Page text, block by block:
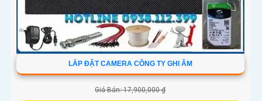
LẮP ĐẶT CAMERA CÔNG TY GHI ÂM
Giá Bán: 17,900,000 ₫